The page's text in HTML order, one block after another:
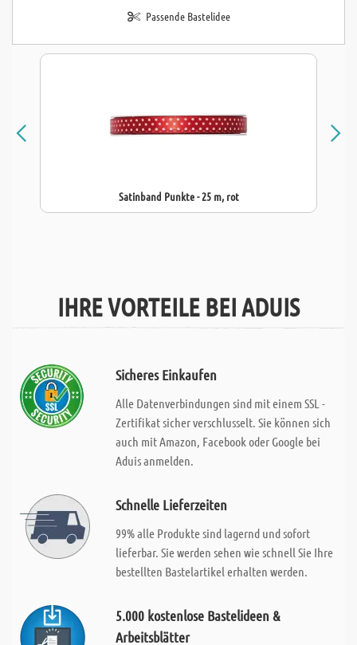
Passende Bastelidee
Satinband Punkte - 25 m, rot
IHRE VORTEILE BEI ADUIS
Sicheres Einkaufen
Alle Datenverbindungen sind mit einem SSL -
Zertifikat sicher verschlusselt. Sie können sich
auch mit Amazon, Facebook oder Google bei
Aduis anmelden.
Schnelle Lieferzeiten
99% alle Produkte sind lagernd und sofort
lieferbar. Sie werden sehen wie schnell Sie Ihre
bestellten Bastelartikel erhalten werden.
5.000 kostenlose Bastelideen &
Arbeitsblätter